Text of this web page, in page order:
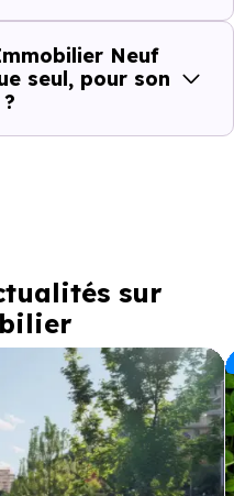
Neuf
seul, pour son
sur